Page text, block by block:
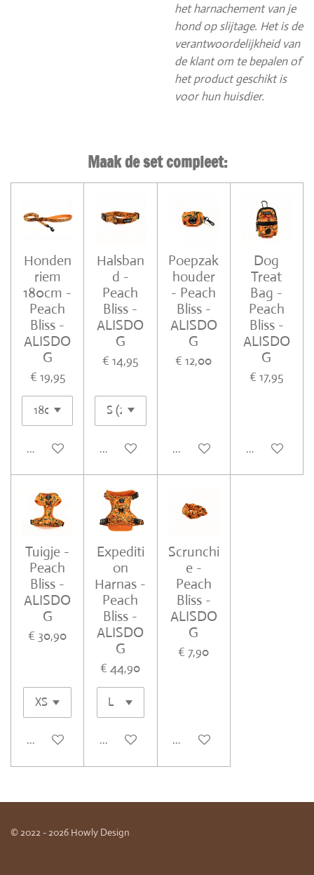
het harnachement van je
hond op slijtage. Het is de
verantwoordelijkheid van
de klant om te bepalen of
het product geschikt is
voor hun huisdier.
Maak de set compleet:
Honden
riem
180cm -
Peach
Bliss -
ALISDO
G
€ 19,95
In winkelwagen
Halsban
d -
Peach
Bliss -
ALISDO
G
€ 14,95
In winkelwagen
Poepzak
houder
- Peach
Bliss -
ALISDO
G
€ 12,00
In winkelwagen
Dog
Treat
Bag -
Peach
Bliss -
ALISDO
G
€ 17,95
In
Tuigje -
Peach
Bliss -
ALISDO
G
€ 30,90
In winkelwagen
Expediti
on
Harnas -
Peach
Bliss -
ALISDO
G
€ 44,90
In winkelwagen
Scrunchi
e -
Peach
Bliss -
ALISDO
G
€ 7,90
In winkelwagen
© 2022 - 2026 Howly Design